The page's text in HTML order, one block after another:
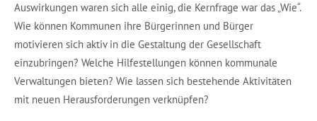
Auswirkungen waren sich alle einig, die Kernfrage war das „Wie“.
Wie können Kommunen ihre Bürgerinnen und Bürger
motivieren sich aktiv in die Gestaltung der Gesellschaft
einzubringen? Welche Hilfestellungen können kommunale
Verwaltungen bieten? Wie lassen sich bestehende Aktivitäten
mit neuen Herausforderungen verknüpfen?